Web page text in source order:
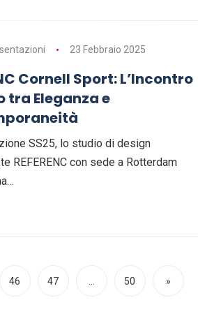
23 Febbraio 2025
Cornell Sport: L’Incontro
tra Eleganza e
SS25, lo studio di design
REFERENC con sede a Rotterdam
46 47 … 50 »